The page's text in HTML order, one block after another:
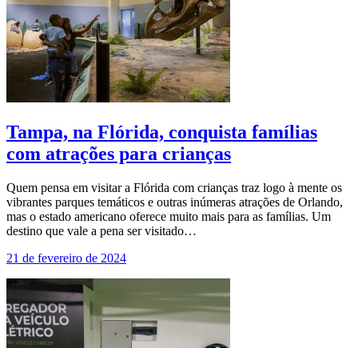
Tampa, na Flórida, conquista famílias
com atrações para crianças
Quem pensa em visitar a Flórida com crianças traz logo à mente os
vibrantes parques temáticos e outras inúmeras atrações de Orlando,
mas o estado americano oferece muito mais para as famílias. Um
destino que vale a pena ser visitado…
21 de fevereiro de 2024